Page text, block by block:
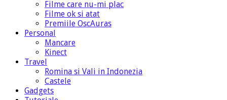
Filme care nu-mi plac
Filme ok si atat
Premiile OscAuras
Personal
Mancare
Kinect
Travel
Romina si Vali in Indonezia
Castele
Gadgets